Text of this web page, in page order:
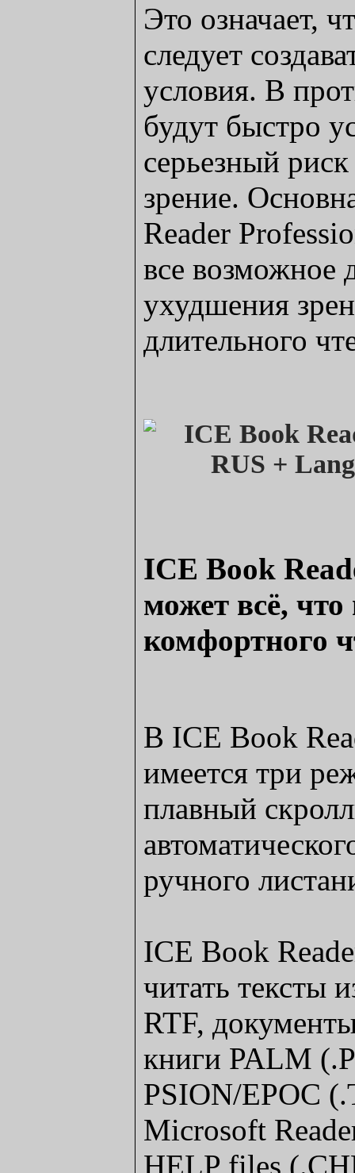
Это означает,
следует
условия. В
будут быстро
серьезный
зрение.
Reader
все возможное
ухудшения
длительного
ICE Book
может всё,
комфортного
В ICE Book
имеется три
плавный
ручного
ICE Book
читать
RTF,
книги PALM
PSION/EPOC
Microsoft
HELP files